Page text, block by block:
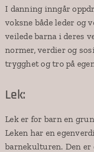
I danning inngår
voksne både leder og
veilede barna i deres
normer, verdier og
trygghet og tro på
Lek:
Lek er for barn en
Leken har en
barnekulturen. Den